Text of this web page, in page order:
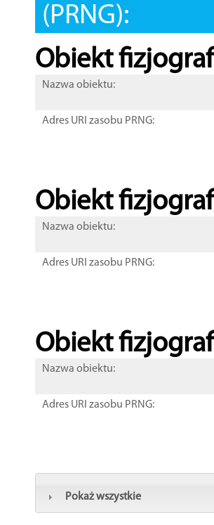
(PRNG):
Obiekt
Nazwa obiektu:
Adres URI zasobu PRNG:
Obiekt
Nazwa obiektu:
Adres URI zasobu PRNG:
Obiekt
Nazwa obiektu:
Adres URI zasobu PRNG:
Pokaż wszystkie